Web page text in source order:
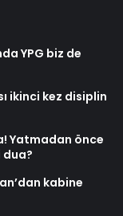
YPG biz de
ikinci kez disiplin
Yatmadan önce
kabine